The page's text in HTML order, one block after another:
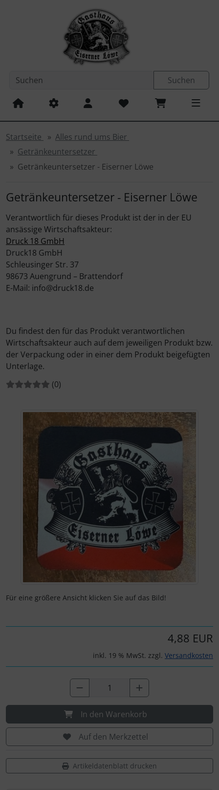
Springe zum Inhalt Springe zur Navigation
Suchen
Startseite
Alles rund ums Bier
Getränkeuntersetzer
Getränkeuntersetzer - Eiserner Löwe
Getränkeuntersetzer - Eiserner Löwe
Verantwortlich für dieses Produkt ist der in der EU
ansässige Wirtschaftsakteur:
Druck 18 GmbH
Druck18 GmbH
Schleusinger Str. 37
98673 Auengrund – Brattendorf
E-Mail: info@druck18.de
Du findest den für das Produkt verantwortlichen
Wirtschaftsakteur auch auf dem jeweiligen Produkt bzw.
der Verpackung oder in einer dem Produkt beigefügten
Unterlage.
Bewertungen:
(0Bewertungen
)
Wenn mehr als ein Produktbild exitiert, können Sie die
Für eine größere Ansicht klicken Sie auf das Bild!
4,88 EUR
inkl. 19 % MwSt. zzgl. Versandkosten
In den Warenkorb
Auf den Merkzettel
Artikeldatenblatt drucken